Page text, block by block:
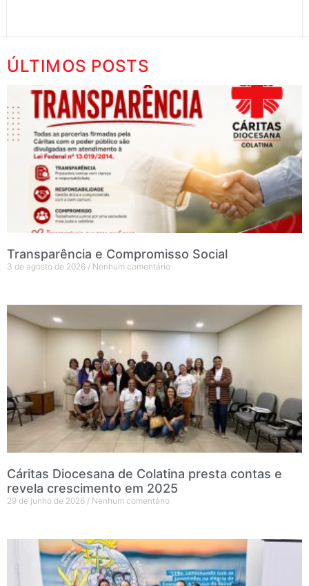
ÚLTIMOS POSTS
Transparência e Compromisso Social
3 de agosto de 2026 Nenhum comentário
Cáritas Diocesana de Colatina presta contas e
revela crescimento em 2025
29 de junho de 2026 Nenhum comentário